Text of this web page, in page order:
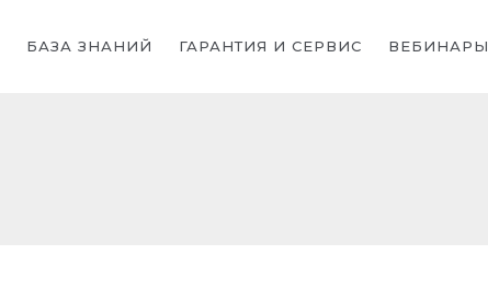
БАЗА ЗНАНИЙ ГАРАНТИЯ И СЕРВИС ВЕБИНАРЫ